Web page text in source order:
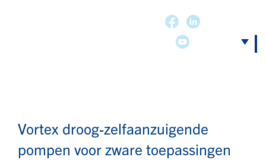
Vortex droog-zelfaanzuigende
pompen voor zware toepassingen